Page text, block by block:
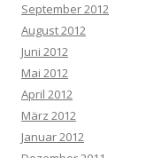
September 2012
August 2012
Juni 2012
Mai 2012
April 2012
März 2012
Januar 2012